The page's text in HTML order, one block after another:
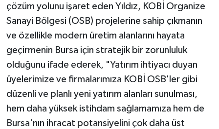
çözüm yolunu işaret eden Yıldız, KOBİ Organize
Sanayi Bölgesi (OSB) projelerine sahip çıkmanın
ve özellikle modern üretim alanlarını hayata
geçirmenin Bursa için stratejik bir zorunluluk
olduğunu ifade ederek, "Yatırım ihtiyacı duyan
üyelerimize ve firmalarımıza KOBİ OSB'ler gibi
düzenli ve planlı yeni yatırım alanları sunulması,
hem daha yüksek istihdam sağlamamıza hem de
Bursa'nın ihracat potansiyelini çok daha üst